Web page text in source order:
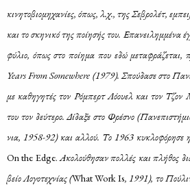
κι­νη­το­βιο­μη­χα­νί­ες, όπως, λ.χ., της Σε­βρο­λέτ,
και το σκη­νι­κό της ποί­η­σής του. Επα­νει­λημ­μέ­να
φύ­λιο, όπως στο ποί­η­μα που εδώ με­τα­φρά­ζε­ται,
Years From Somewhere (1979). Σπού­δα­σε στο
με κα­θη­γη­τές τον Ρό­μπερτ Λό­ου­ελ και τον
του τον δεύ­τε­ρο. Δί­δα­ξε στο Φρέσ­νο
νια, 1958-92) και αλ­λού. Το 1963 κυ­κλο­φό­ρη­σε
On the Edge. Ακο­λού­θη­σαν πολ­λές και πλή­θος
βείο Λο­γο­τε­χνί­ας (What Work Is, 1991), το